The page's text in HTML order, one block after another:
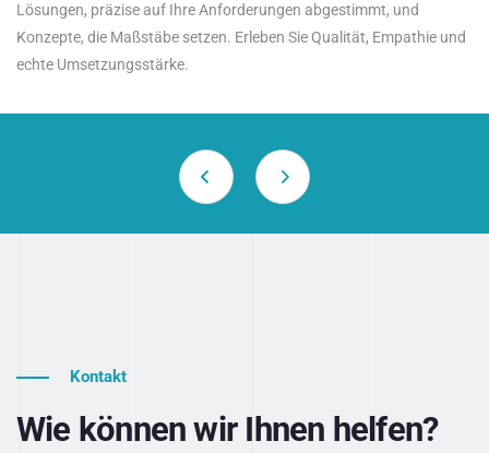
Lösungen, präzise auf Ihre Anforderungen abgestimmt, und
Konzepte, die Maßstäbe setzen. Erleben Sie Qualität, Empathie und
echte Umsetzungsstärke.
Kontakt
Wie können wir Ihnen helfen?